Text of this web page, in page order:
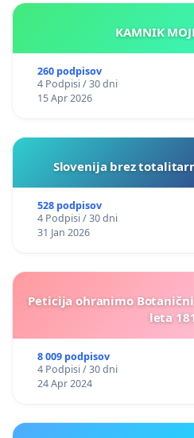
260 podpisov
4 Podpisi / 30 dni
15 Apr 2026
Slovenija brez
528 podpisov
4 Podpisi / 30 dni
31 Jan 2026
Peticija ohranimo
leta
8 009 podpisov
4 Podpisi / 30 dni
24 Apr 2024